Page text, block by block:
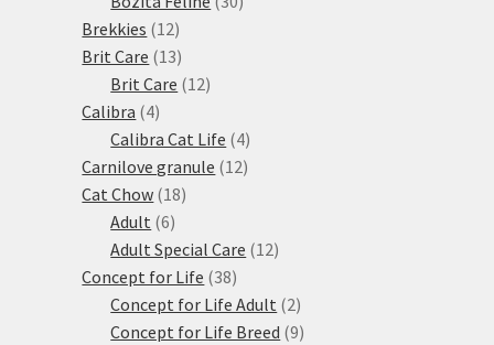
Brekkies 1212
produktů
Brit Care 1313
produktů
Brit Care 1212
Calibra 44
produkty
Calibra Cat Life 44
produkty
Carnilove granule 1212
Cat Chow 1818
Adult 66
produktů
Adult Special Care 1212
Concept for Life 3838
produktů
Concept for Life Adult 22
produkty
Concept for Life Breed 99